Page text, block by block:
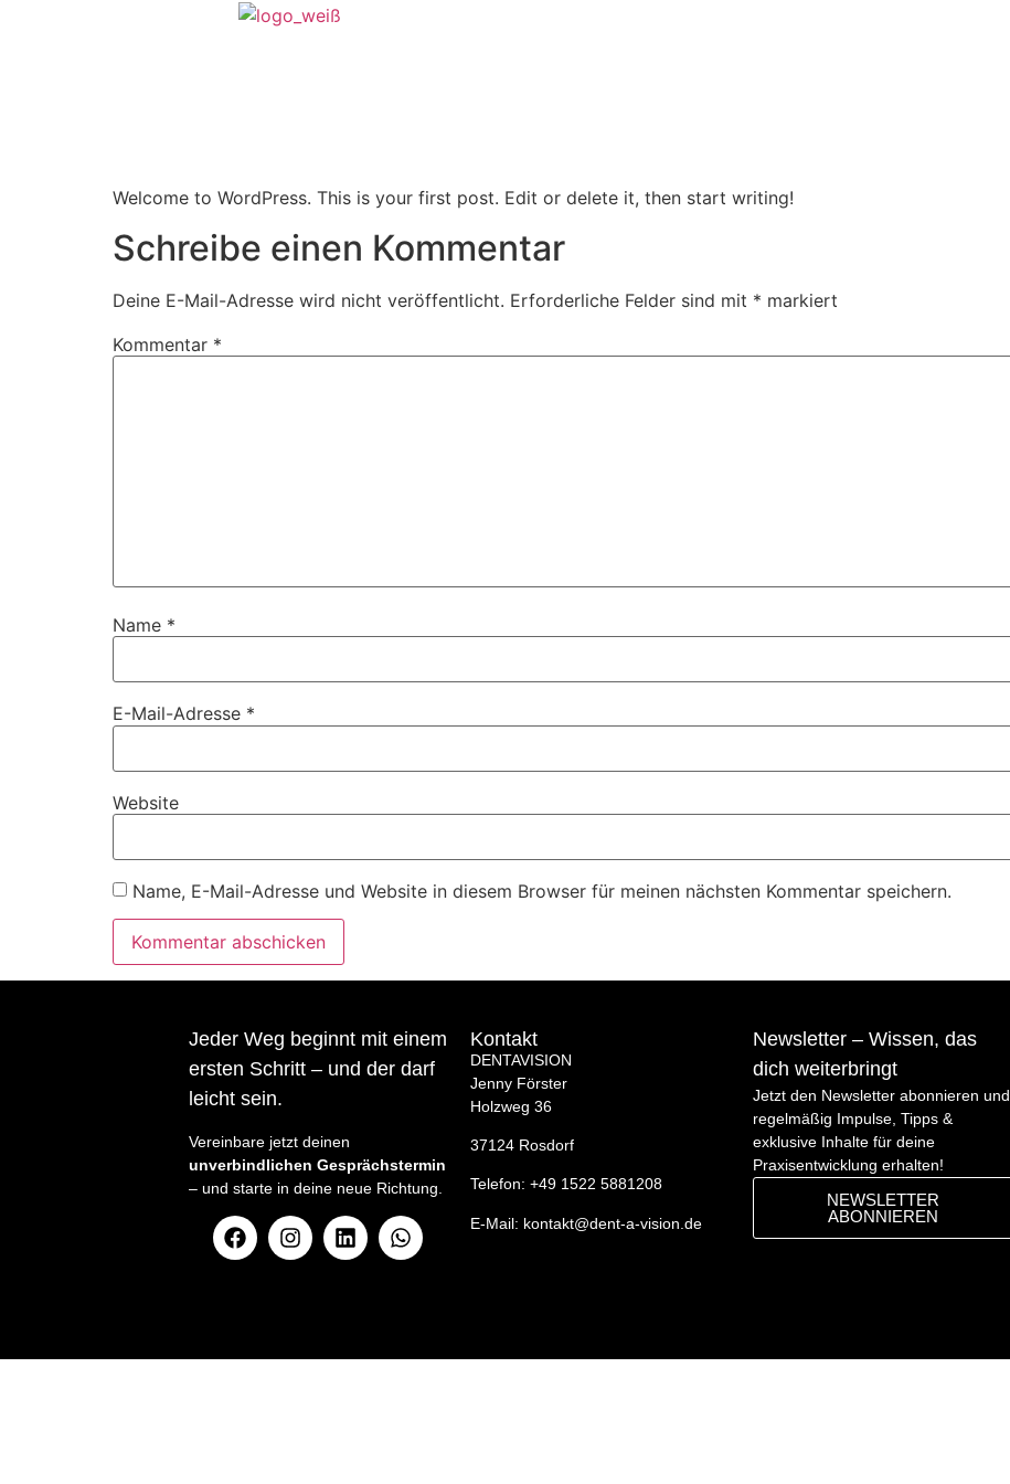
Welcome to WordPress. This is your first post. Edit or delete it, then start writing!
Schreibe einen Kommentar
Deine E-Mail-Adresse wird nicht veröffentlicht. Erforderliche Felder sind mit * markiert
Kommentar *
Name *
E-Mail-Adresse *
Website
Name, E-Mail-Adresse und Website in diesem Browser für meinen nächsten Kommentar speichern.
Jeder Weg beginnt mit einem
ersten Schritt – und der darf
leicht sein.
Vereinbare jetzt deinen
unverbindlichen Gesprächstermin
– und starte in deine neue Richtung.
Kontakt
DENTAVISION
Jenny Förster
Holzweg 36
37124 Rosdorf
Telefon: +49 1522 5881208
E-Mail: kontakt@dent-a-vision.de
Newsletter – Wissen, das
dich weiterbringt
Jetzt den Newsletter abonnieren und
regelmäßig Impulse, Tipps &
exklusive Inhalte für deine
Praxisentwicklung erhalten!
NEWSLETTER
ABONNIEREN